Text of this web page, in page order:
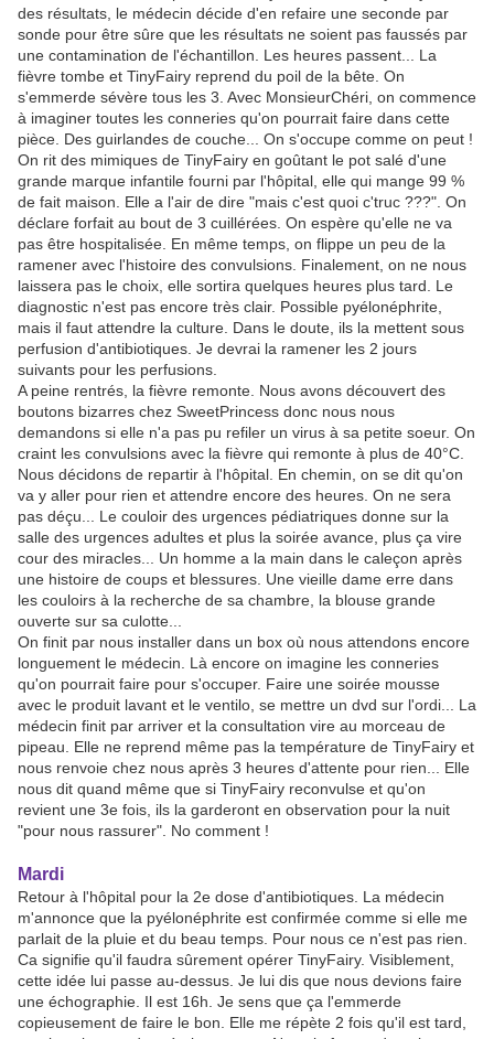
des résultats, le médecin décide d'en refaire une seconde par
sonde pour être sûre que les résultats ne soient pas faussés par
une contamination de l'échantillon. Les heures passent... La
fièvre tombe et TinyFairy reprend du poil de la bête. On
s'emmerde sévère tous les 3. Avec MonsieurChéri, on commence
à imaginer toutes les conneries qu'on pourrait faire dans cette
pièce. Des guirlandes de couche... On s'occupe comme on peut !
On rit des mimiques de TinyFairy en goûtant le pot salé d'une
grande marque infantile fourni par l'hôpital, elle qui mange 99 %
de fait maison. Elle a l'air de dire "mais c'est quoi c'truc ???". On
déclare forfait au bout de 3 cuillérées. On espère qu'elle ne va
pas être hospitalisée. En même temps, on flippe un peu de la
ramener avec l'histoire des convulsions. Finalement, on ne nous
laissera pas le choix, elle sortira quelques heures plus tard. Le
diagnostic n'est pas encore très clair. Possible pyélonéphrite,
mais il faut attendre la culture. Dans le doute, ils la mettent sous
perfusion d'antibiotiques. Je devrai la ramener les 2 jours
suivants pour les perfusions.
A peine rentrés, la fièvre remonte. Nous avons découvert des
boutons bizarres chez SweetPrincess donc nous nous
demandons si elle n'a pas pu refiler un virus à sa petite soeur. On
craint les convulsions avec la fièvre qui remonte à plus de 40°C.
Nous décidons de repartir à l'hôpital. En chemin, on se dit qu'on
va y aller pour rien et attendre encore des heures. On ne sera
pas déçu... Le couloir des urgences pédiatriques donne sur la
salle des urgences adultes et plus la soirée avance, plus ça vire
cour des miracles... Un homme a la main dans le caleçon après
une histoire de coups et blessures. Une vieille dame erre dans
les couloirs à la recherche de sa chambre, la blouse grande
ouverte sur sa culotte...
On finit par nous installer dans un box où nous attendons encore
longuement le médecin. Là encore on imagine les conneries
qu'on pourrait faire pour s'occuper. Faire une soirée mousse
avec le produit lavant et le ventilo, se mettre un dvd sur l'ordi... La
médecin finit par arriver et la consultation vire au morceau de
pipeau. Elle ne reprend même pas la température de TinyFairy et
nous renvoie chez nous après 3 heures d'attente pour rien... Elle
nous dit quand même que si TinyFairy reconvulse et qu'on
revient une 3e fois, ils la garderont en observation pour la nuit
"pour nous rassurer". No comment !
Mardi
Retour à l'hôpital pour la 2e dose d'antibiotiques. La médecin
m'annonce que la pyélonéphrite est confirmée comme si elle me
parlait de la pluie et du beau temps. Pour nous ce n'est pas rien.
Ca signifie qu'il faudra sûrement opérer TinyFairy. Visiblement,
cette idée lui passe au-dessus. Je lui dis que nous devions faire
une échographie. Il est 16h. Je sens que ça l'emmerde
copieusement de faire le bon. Elle me répète 2 fois qu'il est tard,